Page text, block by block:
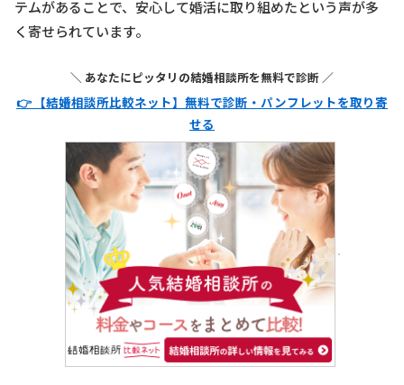
テムがあることで、安心して婚活に取り組めたという声が多
く寄せられています。
＼ あなたにピッタリの結婚相談所を無料で診断 ／
👉 【結婚相談所比較ネット】無料で診断・パンフレットを取り寄
せる